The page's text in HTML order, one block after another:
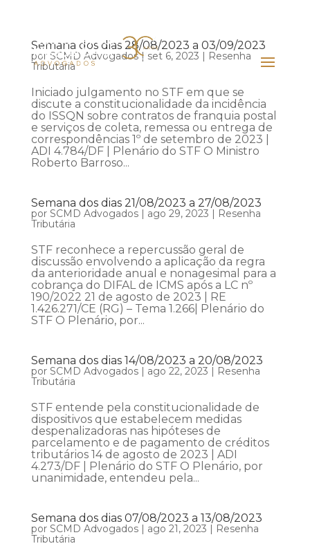
Semana dos dias 28/08/2023 a 03/09/2023
por SCMD Advogados| set 6, 2023 | Resenha
Tributária
Iniciado julgamento no STF em que se
discute a constitucionalidade da incidência
do ISSQN sobre contratos de franquia postal
e serviços de coleta, remessa ou entrega de
correspondências 1º de setembro de 2023 |
ADI 4.784/DF | Plenário do STF O Ministro
Roberto Barroso...
Semana dos dias 21/08/2023 a 27/08/2023
por SCMD Advogados| ago 29, 2023 | Resenha
Tributária
STF reconhece a repercussão geral de
discussão envolvendo a aplicação da regra
da anterioridade anual e nonagesimal para a
cobrança do DIFAL de ICMS após a LC nº
190/2022 21 de agosto de 2023 | RE
1.426.271/CE (RG) – Tema 1.266| Plenário do
STF O Plenário, por...
Semana dos dias 14/08/2023 a 20/08/2023
por SCMD Advogados| ago 22, 2023 | Resenha
Tributária
STF entende pela constitucionalidade de
dispositivos que estabelecem medidas
despenalizadoras nas hipóteses de
parcelamento e de pagamento de créditos
tributários 14 de agosto de 2023 | ADI
4.273/DF | Plenário do STF O Plenário, por
unanimidade, entendeu pela...
Semana dos dias 07/08/2023 a 13/08/2023
por SCMD Advogados| ago 21, 2023 | Resenha
Tributária